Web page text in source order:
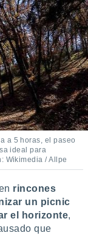
a 5 horas, el paseo
ideal para
Wikimedia / Allpe
rincones
un picnic
el horizonte,
que